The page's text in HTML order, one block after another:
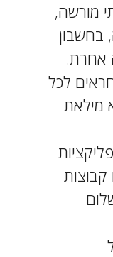
מורשה,
בחשבון
אחרת.
לכל
מילאת